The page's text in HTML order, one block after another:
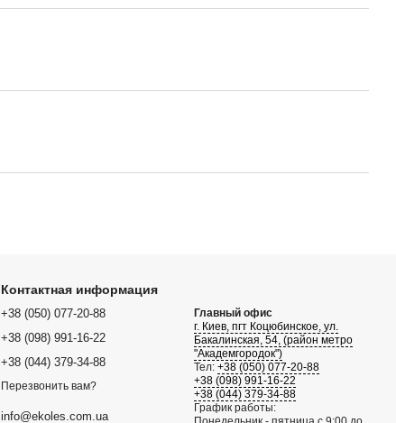
Контактная информация
+38 (050) 077-20-88
+38 (098) 991-16-22
+38 (044) 379-34-88
Перезвонить вам?
info@ekoles.com.ua
Главный офис
г. Киев, пгт Коцюбинское, ул.
Бакалинская, 54, (район метро
"Академгородок")
Тел: +38 (050) 077-20-88
+38 (098) 991-16-22
+38 (044) 379-34-88
График работы: